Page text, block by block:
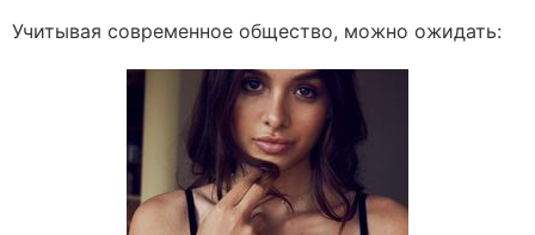
Учитывая современное общество, можно ожидать: